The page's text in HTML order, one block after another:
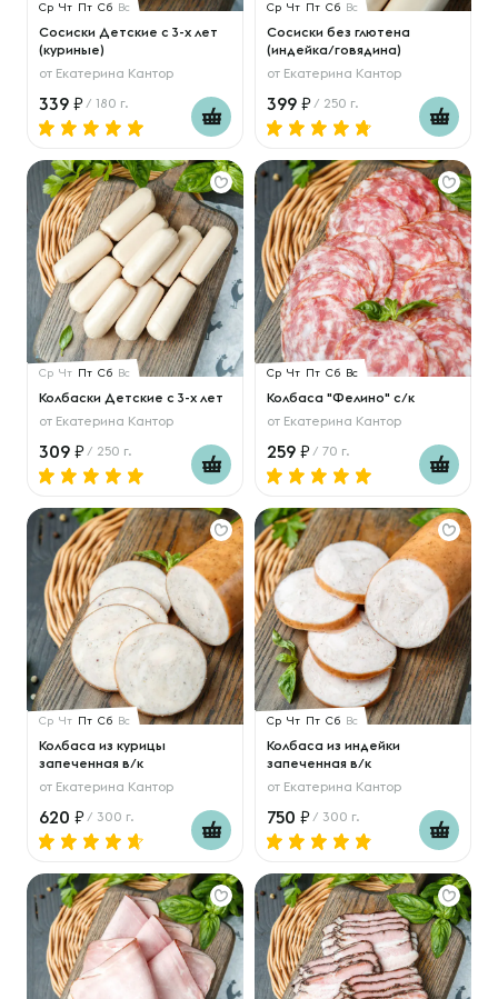
Ср Чт Пт Сб Вс
Сосиски Детские с 3-х лет
(куриные)
от Екатерина Кантор
339 / 180 г.
Ср Чт Пт Сб Вс
Сосиски без глютена
(индейка/говядина)
от Екатерина Кантор
399 / 250 г.
Ср Чт Пт Сб Вс
Колбаски Детские с 3-х лет
от Екатерина Кантор
309 / 250 г.
Ср Чт Пт Сб Вс
Колбаса "Фелино" с/к
от Екатерина Кантор
259 / 70 г.
Ср Чт Пт Сб Вс
Колбаса из курицы
запеченная в/к
от Екатерина Кантор
620 / 300 г.
Ср Чт Пт Сб Вс
Колбаса из индейки
запеченная в/к
от Екатерина Кантор
750 / 300 г.